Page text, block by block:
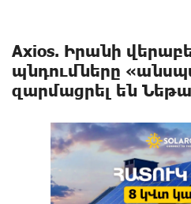
Axios. Իրանի
պնդումները
զարմացրել են